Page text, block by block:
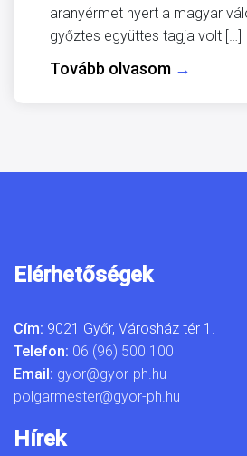
aranyérmet nyert a magyar
győztes együttes tagja volt […]
Tovább olvasom →
Elérhetőségek
Cím: 9021 Győr, Városház tér 1.
Telefon: 06 (96) 500 100
Email: gyor@gyor-ph.hu
polgarmester@gyor-ph.hu
Hírek